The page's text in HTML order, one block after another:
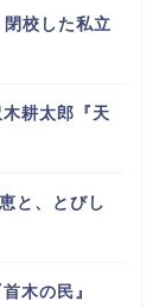
校した私立
耕太郎『天
と、とびし
木の民』